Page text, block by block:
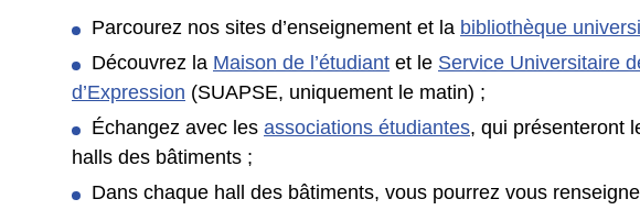
Parcourez nos sites d’enseignement et la bibliothèque
Découvrez la Maison de l’étudiant et le Service Universitaire
d’Expression (SUAPSE, uniquement le matin) ;
Échangez avec les associations étudiantes, qui présenteront
halls des bâtiments ;
Dans chaque hall des bâtiments, vous pourrez vous